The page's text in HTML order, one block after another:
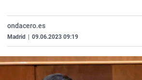
ondacero.es
Madrid 09.06.2023 09:19